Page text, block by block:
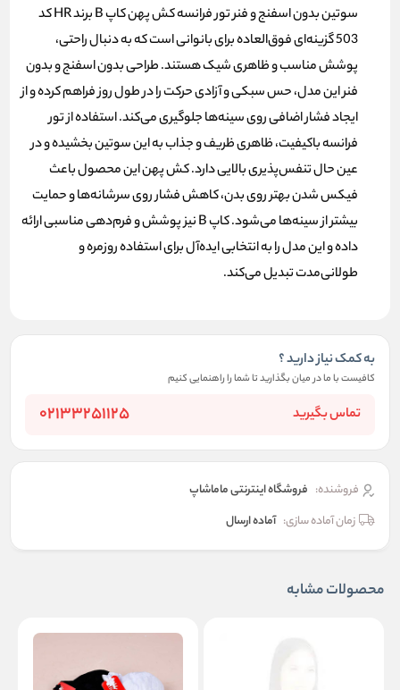
سوتین بدون اسفنج و فنر تور فرانسه کش پهن کاپ B برند HR کد
503 گزینه‌ای فوق‌العاده برای بانوانی است که به دنبال راحتی،
پوشش مناسب و ظاهری شیک هستند. طراحی بدون اسفنج و بدون
فنر این مدل، حس سبکی و آزادی حرکت را در طول روز فراهم کرده و از
ایجاد فشار اضافی روی سینه‌ها جلوگیری می‌کند. استفاده از تور
فرانسه باکیفیت، ظاهری ظریف و جذاب به این سوتین بخشیده و در
عین حال تنفس‌پذیری بالایی دارد. کش پهن این محصول باعث
فیکس شدن بهتر روی بدن، کاهش فشار روی سرشانه‌ها و حمایت
بیشتر از سینه‌ها می‌شود. کاپ B نیز پوشش و فرم‌دهی مناسبی ارائه
داده و این مدل را به انتخابی ایده‌آل برای استفاده روزمره و
طولانی‌مدت تبدیل می‌کند.
به کمک نیاز دارید ؟
کافیست با ما در میان بگذارید تا شما را راهنمایی کنیم
تماس بگیرید 02133251125
فروشنده: فروشگاه اینترنتی ماماشاپ
زمان آماده سازی: آماده ارسال
محصولات مشابه